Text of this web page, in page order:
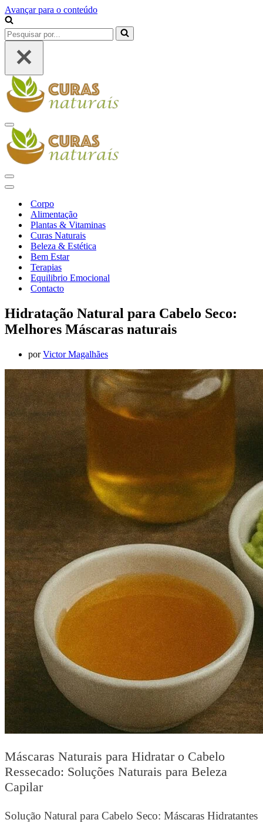
Avançar para o conteúdo
Pesquisar
por...
Menu
de
navegação
Menu
de
Menu
navegação
Corpo
Alimentação
Plantas & Vitaminas
Curas Naturais
Beleza & Estética
Bem Estar
Terapias
Equilibrio Emocional
Contacto
Hidratação Natural para Cabelo Seco:
Melhores Máscaras naturais
porVictor Magalhães
Máscaras Naturais para Hidratar o Cabelo
Ressecado: Soluções Naturais para Beleza
Capilar
Solução Natural para Cabelo Seco: Máscaras Hidratantes